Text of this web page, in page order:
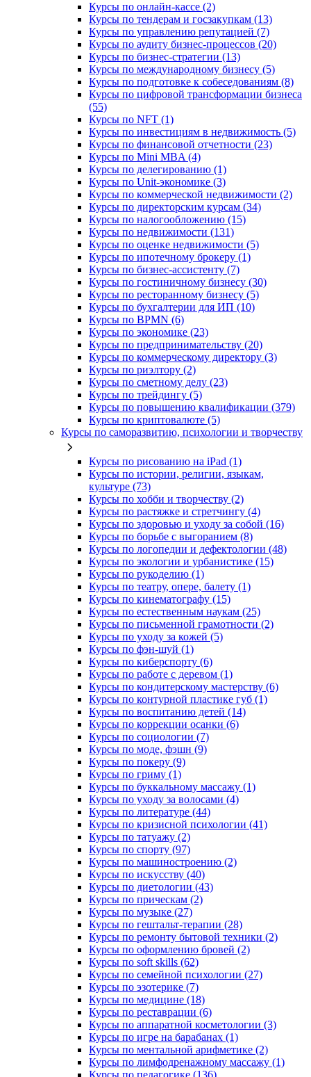
Курсы по онлайн-кассе (2)
Курсы по тендерам и госзакупкам (13)
Курсы по управлению репутацией (7)
Курсы по аудиту бизнес-процессов (20)
Курсы по бизнес-стратегии (13)
Курсы по международному бизнесу (5)
Курсы по подготовке к собеседованиям (8)
Курсы по цифровой трансформации бизнеса
(55)
Курсы по NFT (1)
Курсы по инвестициям в недвижимость (5)
Курсы по финансовой отчетности (23)
Курсы по Mini MBA (4)
Курсы по делегированию (1)
Курсы по Unit-экономике (3)
Курсы по коммерческой недвижимости (2)
Курсы по директорским курсам (34)
Курсы по налогообложению (15)
Курсы по недвижимости (131)
Курсы по оценке недвижимости (5)
Курсы по ипотечному брокеру (1)
Курсы по бизнес-ассистенту (7)
Курсы по гостиничному бизнесу (30)
Курсы по ресторанному бизнесу (5)
Курсы по бухгалтерии для ИП (10)
Курсы по BPMN (6)
Курсы по экономике (23)
Курсы по предпринимательству (20)
Курсы по коммерческому директору (3)
Курсы по риэлтору (2)
Курсы по сметному делу (23)
Курсы по трейдингу (5)
Курсы по повышению квалификации (379)
Курсы по криптовалюте (5)
Курсы по саморазвитию, психологии и творчеству
Курсы по рисованию на iPad (1)
Курсы по истории, религии, языкам,
культуре (73)
Курсы по хобби и творчеству (2)
Курсы по растяжке и стретчингу (4)
Курсы по здоровью и уходу за собой (16)
Курсы по борьбе с выгоранием (8)
Курсы по логопедии и дефектологии (48)
Курсы по экологии и урбанистике (15)
Курсы по рукоделию (1)
Курсы по театру, опере, балету (1)
Курсы по кинематографу (15)
Курсы по естественным наукам (25)
Курсы по письменной грамотности (2)
Курсы по уходу за кожей (5)
Курсы по фэн-шуй (1)
Курсы по киберспорту (6)
Курсы по работе с деревом (1)
Курсы по кондитерскому мастерству (6)
Курсы по контурной пластике губ (1)
Курсы по воспитанию детей (14)
Курсы по коррекции осанки (6)
Курсы по социологии (7)
Курсы по моде, фэшн (9)
Курсы по покеру (9)
Курсы по гриму (1)
Курсы по буккальному массажу (1)
Курсы по уходу за волосами (4)
Курсы по литературе (44)
Курсы по кризисной психологии (41)
Курсы по татуажу (2)
Курсы по спорту (97)
Курсы по машиностроению (2)
Курсы по искусству (40)
Курсы по диетологии (43)
Курсы по прическам (2)
Курсы по музыке (27)
Курсы по гештальт-терапии (28)
Курсы по ремонту бытовой техники (2)
Курсы по оформлению бровей (2)
Курсы по soft skills (62)
Курсы по семейной психологии (27)
Курсы по эзотерике (7)
Курсы по медицине (18)
Курсы по реставрации (6)
Курсы по аппаратной косметологии (3)
Курсы по игре на барабанах (1)
Курсы по ментальной арифметике (2)
Курсы по лимфодренажному массажу (1)